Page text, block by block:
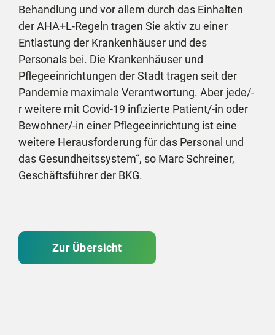
Behandlung und vor allem durch das Einhalten
der AHA+L-Regeln tragen Sie aktiv zu einer
Entlastung der Krankenhäuser und des
Personals bei. Die Krankenhäuser und
Pflegeeinrichtungen der Stadt tragen seit der
Pandemie maximale Verantwortung. Aber jede/-
r weitere mit Covid-19 infizierte Patient/-in oder
Bewohner/-in einer Pflegeeinrichtung ist eine
weitere Herausforderung für das Personal und
das Gesundheitssystem“, so Marc Schreiner,
Geschäftsführer der BKG.
Zur Übersicht